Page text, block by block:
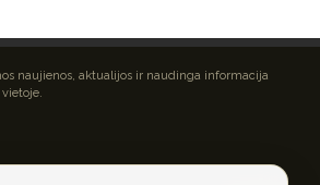
naujienos, aktualijos ir naudinga informacija